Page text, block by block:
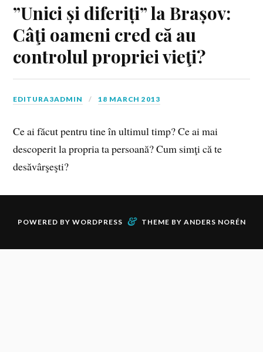
”Unici și diferiți” la Brașov:
Câţi oameni cred că au
controlul propriei vieţi?
EDITURA3ADMIN 18 MARCH 2013
Ce ai făcut pentru tine în ultimul timp? Ce ai mai
descoperit la propria ta persoană? Cum simţi că te
desăvârşeşti?
POWERED BY WORDPRESS & THEME BY ANDERS NORÉN